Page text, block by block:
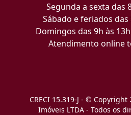
Segunda a sexta das
Sábado e feriados das
Domingos das 9h às
Atendimento online
CRECI 15.319-J - ©
Imóveis LTDA - Todos os